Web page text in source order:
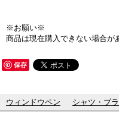
※お願い※
商品は現在購入できない場合が
保存
ウィンドウペン シャツ・ブ